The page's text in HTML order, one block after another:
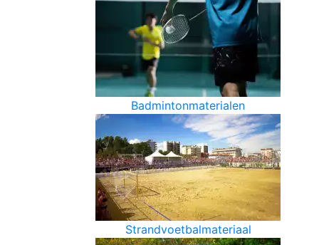
Badmintonmaterialen
Strandvoetbalmateriaal